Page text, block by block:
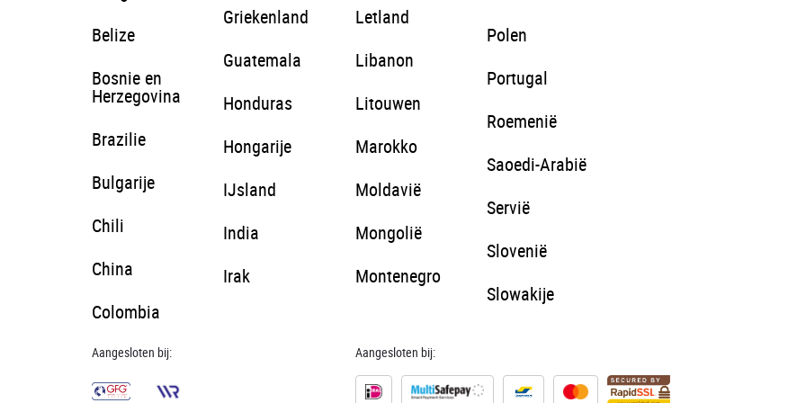
Belize
Bosnie en
Herzegovina
Brazilie
Bulgarije
Chili
China
Colombia
Griekenland
Guatemala
Honduras
Hongarije
IJsland
India
Irak
Letland
Libanon
Litouwen
Marokko
Moldavië
Mongolië
Montenegro
Polen
Portugal
Roemenië
Saoedi-Arabië
Servië
Slovenië
Slowakije
Aangesloten bij: Aangesloten bij: